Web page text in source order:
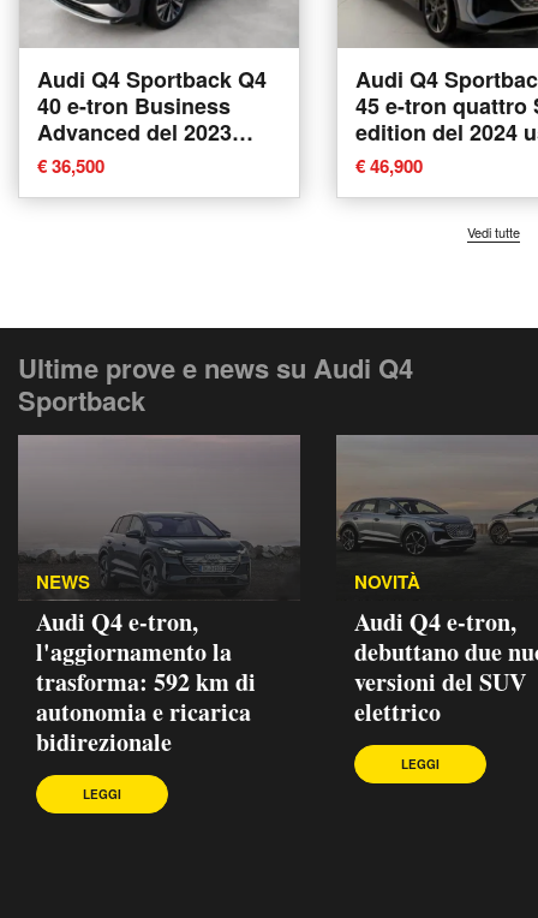
Audi Q4 Sportback Q4
40 e-tron Business
Advanced del 2023
usata a Conegliano
€ 36,500
Audi Q4
45 e-tron quattro
edition del 2024
Pratola Serra
€ 46,900
Vedi tutte
Ultime prove e news su Audi Q4
Sportback
NEWS
Audi Q4 e-tron,
l'aggiornamento la
trasforma: 592 km di
autonomia e ricarica
bidirezionale
LEGGI
NOVITÀ
Audi Q4 e-tron,
debuttano due
versioni del SUV
elettrico
LEGGI